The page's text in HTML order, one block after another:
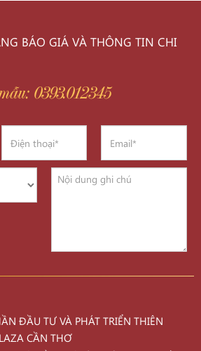
BÁO GIÁ VÀ THÔNG TIN CHI
0393.012345
ĐẦU TƯ VÀ PHÁT TRIỂN THIÊN
CẦN THƠ